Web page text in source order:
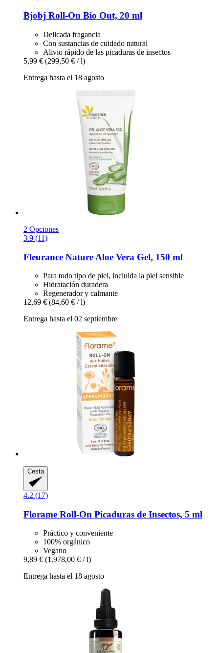
Bjobj Roll-​On Bio Out, 20 ml
Delicada fragancia
Con sustancias de cuidado natural
Alivio rápido de las picaduras de insectos
5,99 € (299,50 € / l)
Entrega hasta el 18 agosto
2 Opciones
3.9 (11)
Fleurance Nature Aloe Vera Gel, 150 ml
Para todo tipo de piel, incluida la piel sensible
Hidratación duradera
Regenerador y calmante
12,69 € (84,60 € / l)
Entrega hasta el 02 septiembre
Cesta
4.2 (17)
Florame Roll-​On Picaduras de Insectos, 5 ml
Práctico y conveniente
100% orgánico
Vegano
9,89 € (1.978,00 € / l)
Entrega hasta el 18 agosto